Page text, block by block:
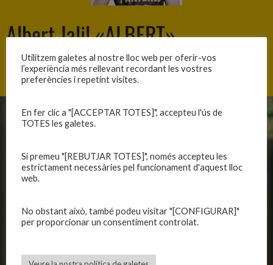
Albert Jalil «ALBERT»
Newer posts
CLUB
Organització
Publicacions
Política de privadesa
Política de galetes
Primer equip femení
C.E. El Vilar
Escola
Utilitzem galetes al nostre lloc web per oferir-vos
l’experiència més rellevant recordant les vostres
preferències i repetint visites.
En fer clic a "[ACCEPTAR TOTES]", accepteu l'ús de
TOTES les galetes.
Si premeu "[REBUTJAR TOTES]", només accepteu les
estrictament necessàries pel funcionament d'aquest lloc
web.
No obstant això, també podeu visitar "[CONFIGURAR]"
per proporcionar un consentiment controlat.